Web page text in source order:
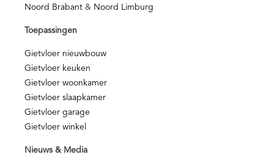
Noord Brabant & Noord Limburg
Toepassingen
Gietvloer nieuwbouw
Gietvloer keuken
Gietvloer woonkamer
Gietvloer slaapkamer
Gietvloer garage
Gietvloer winkel
Nieuws & Media